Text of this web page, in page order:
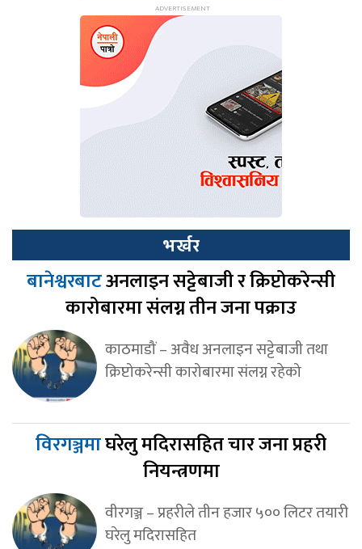
भर्खर
बानेश्वरबाटअनलाइन सट्टेबाजी र क्रिप्टोकरेन्सी
कारोबारमा संलग्न तीन जना पक्राउ
काठमाडौं – अवैध अनलाइन सट्टेबाजी तथा
क्रिप्टोकरेन्सी कारोबारमा संलग्न रहेको
विरगञ्जमाघरेलु मदिरासहित चार जना प्रहरी
नियन्त्रणमा
वीरगञ्ज – प्रहरीले तीन हजार ५०० लिटर तयारी
घरेलु मदिरासहित